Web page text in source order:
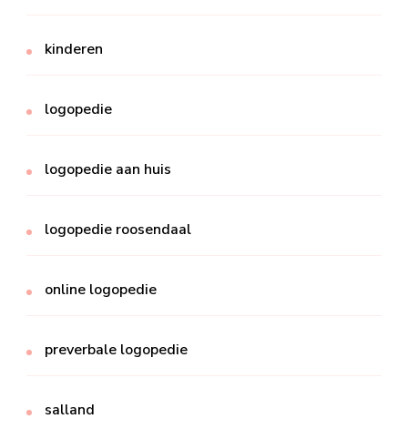
kinderen
logopedie
logopedie aan huis
logopedie roosendaal
online logopedie
preverbale logopedie
salland